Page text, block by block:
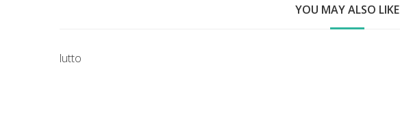
YOU MAY ALSO LIKE
lutto